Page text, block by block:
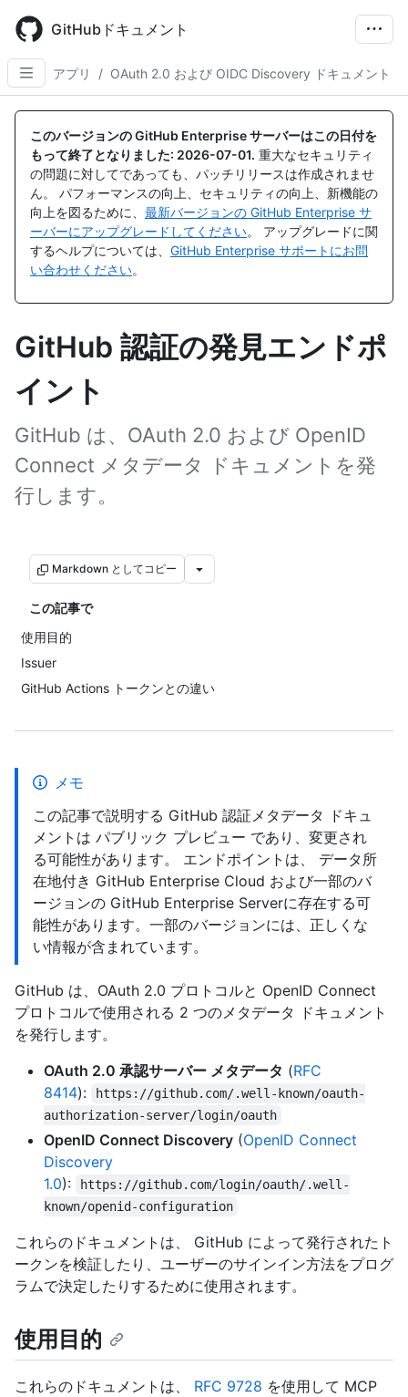
main
content
GitHubドキュメント
アプリ / OAuth 2.0 および OIDC Discovery ドキュメント
このバージョンの GitHub Enterprise サーバーはこの日付を
もって終了となりました: 2026-07-01. 重大なセキュリティ
の問題に対してであっても、パッチリリースは作成されませ
ん。 パフォーマンスの向上、セキュリティの向上、新機能の
向上を図るために、 最新バージョンの GitHub Enterprise サ
ーバーにアップグレードしてください。 アップグレードに関
するヘルプについては、 GitHub Enterprise サポートにお問
い合わせください。
GitHub 認証の発見エンドポ
イント
GitHub は、OAuth 2.0 および OpenID
Connect メタデータ ドキュメントを発
行します。
Markdown としてコピー
この記事で
使用目的
Issuer
GitHub Actions トークンとの違い
メモ
この記事で説明する GitHub 認証メタデータ ドキュ
メントは パブリック プレビュー であり、変更され
る可能性があります。 エンドポイントは、 データ所
在地付き GitHub Enterprise Cloud および一部のバ
ージョンの GitHub Enterprise Serverに存在する可
能性があります。一部のバージョンには、正しくな
い情報が含まれています。
GitHub は、OAuth 2.0 プロトコルと OpenID Connect
プロトコルで使用される 2 つのメタデータ ドキュメント
を発行します。
OAuth 2.0 承認サーバー メタデータ (RFC
8414):
https://github.com/.well-known/oauth-
authorization-server/login/oauth
OpenID Connect Discovery (OpenID Connect
Discovery
1.0):
https://github.com/login/oauth/.well-
known/openid-configuration
これらのドキュメントは、 GitHub によって発行されたト
ークンを検証したり、ユーザーのサインイン方法をプログ
ラムで決定したりするために使用されます。
使用目的
これらのドキュメントは、 RFC 9728 を使用して MCP